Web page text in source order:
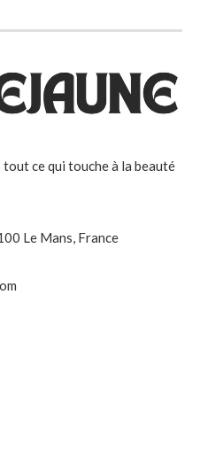
ce qui touche à la beauté
Le Mans, France